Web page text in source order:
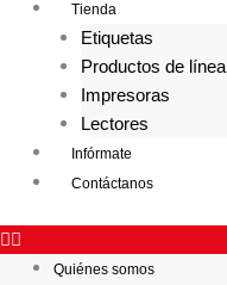
Tienda
Etiquetas
Productos de línea
Impresoras
Lectores
Infórmate
Contáctanos
Quiénes somos